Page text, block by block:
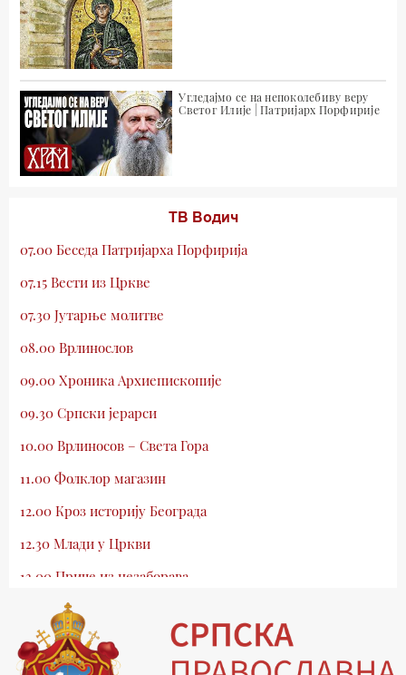
Угледајмо се на непоколебиву веру
Светог Илије | Патријарх Порфирије
ТВ Водич
07.00 Беседа Патријарха Порфирија
07.15 Вести из Цркве
07.30 Јутарње молитве
08.00 Врлинослов
09.00 Хроника Архиепископије
09.30 Српски јерарси
10.00 Врлиносов – Света Гора
11.00 Фолклор магазин
12.00 Кроз историју Београда
12.30 Млади у Цркви
13.00 Приче из незаборава
13.30 Храм културе
14.00 Питања и одговори